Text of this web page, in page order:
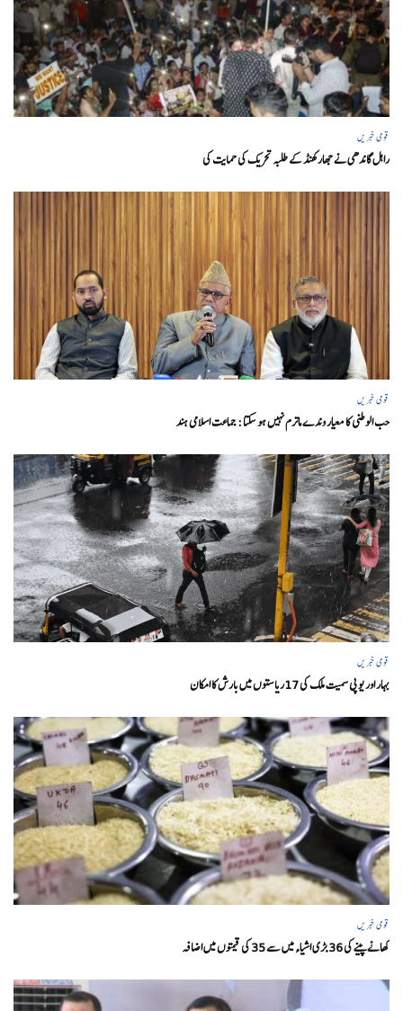
قومی خبریں
راہل گاندھی نے جھارکھنڈ کے طلبہ تحریک کی حمایت کی
قومی خبریں
حب الوطنی کا معیار وندے ماترم نہیں ہو سکتا : جماعت اسلامی ہند
قومی خبریں
بہار اور یو پی سمیت ملک کی 17ریاستوں میں بارش کا امکان
قومی خبریں
کھانے پینے کی 36 بڑی اشیاء میں سے 35 کی قیمتوں میں اضافہ